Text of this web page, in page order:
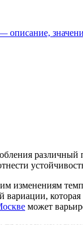
описание,
изменениям
вариации,
может